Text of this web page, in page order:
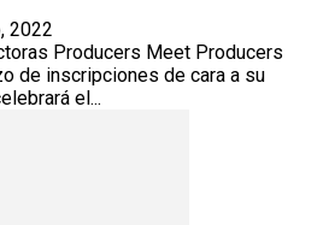
2022
Producers Meet Producers
de inscripciones de cara a su
el...